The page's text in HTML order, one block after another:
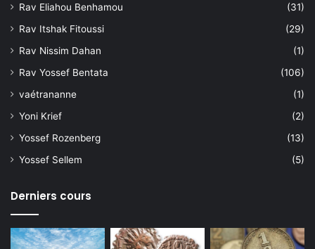
Rav Eliahou Benhamou
(31)
Rav Itshak Fitoussi
(29)
Rav Nissim Dahan
(1)
Rav Yossef Bentata
(106)
vaétrananne
(1)
Yoni Krief
(2)
Yossef Rozenberg
(13)
Yossef Sellem
(5)
Derniers cours